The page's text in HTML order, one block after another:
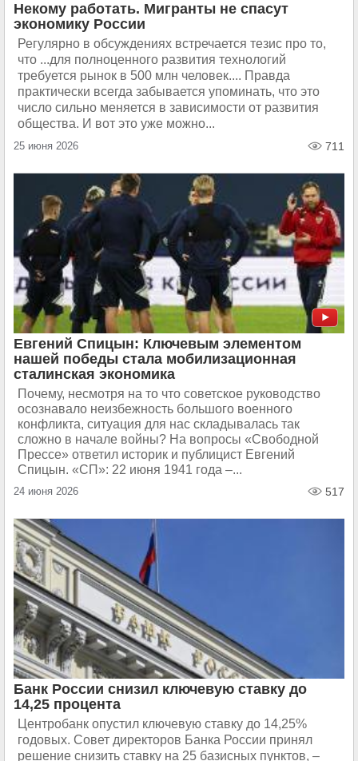
Некому работать. Мигранты не спасут
экономику России
Регулярно в обсуждениях встречается тезис про то,
что ...для полноценного развития технологий
требуется рынок в 500 млн человек.... Правда
практически всегда забывается упоминать, что это
число сильно меняется в зависимости от развития
общества. И вот это уже можно...
25 июня 2026 711
Евгений Спицын: Ключевым элементом
нашей победы стала мобилизационная
сталинская экономика
Почему, несмотря на то что советское руководство
осознавало неизбежность большого военного
конфликта, ситуация для нас складывалась так
сложно в начале войны? На вопросы «Свободной
Прессе» ответил историк и публицист Евгений
Спицын. «СП»: 22 июня 1941 года –...
24 июня 2026 517
Банк России снизил ключевую ставку до
14,25 процента
Центробанк опустил ключевую ставку до 14,25%
годовых. Совет директоров Банка России принял
решение снизить ставку на 25 базисных пунктов, –